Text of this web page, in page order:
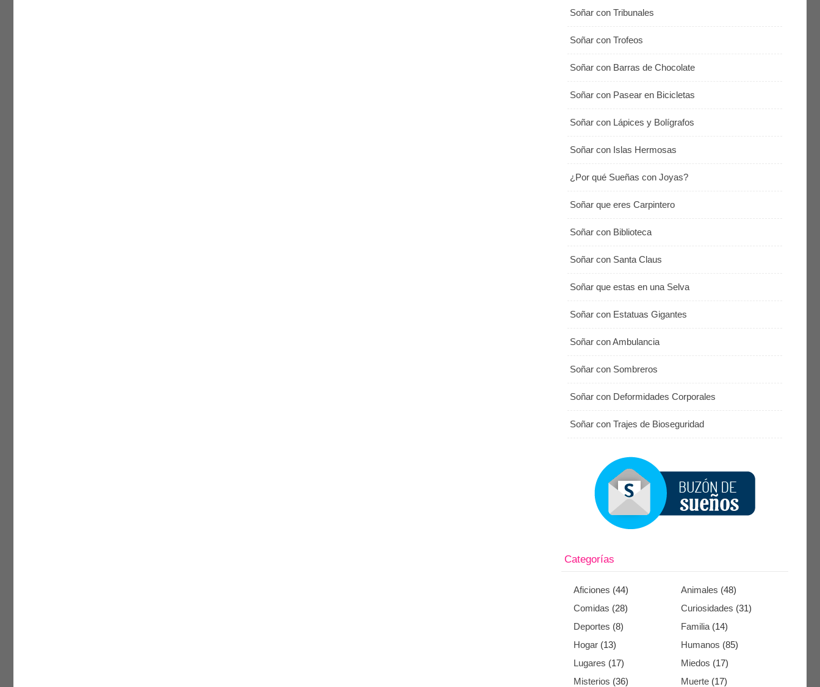
Soñar con Tribunales
Soñar con Trofeos
Soñar con Barras de Chocolate
Soñar con Pasear en Bicicletas
Soñar con Lápices y Bolígrafos
Soñar con Islas Hermosas
¿Por qué Sueñas con Joyas?
Soñar que eres Carpintero
Soñar con Biblioteca
Soñar con Santa Claus
Soñar que estas en una Selva
Soñar con Estatuas Gigantes
Soñar con Ambulancia
Soñar con Sombreros
Soñar con Deformidades Corporales
Soñar con Trajes de Bioseguridad
Categorías
Aficiones (44) Animales (48)
Comidas (28) Curiosidades (31)
Deportes (8) Familia (14)
Hogar (13) Humanos (85)
Lugares (17) Miedos (17)
Misterios (36) Muerte (17)